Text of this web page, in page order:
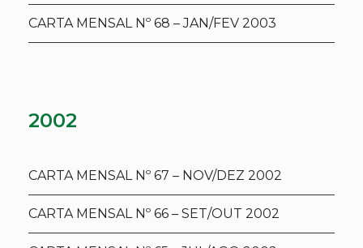
CARTA MENSAL Nº 68 – JAN/FEV 2003
2002
CARTA MENSAL Nº 67 – NOV/DEZ 2002
CARTA MENSAL Nº 66 – SET/OUT 2002